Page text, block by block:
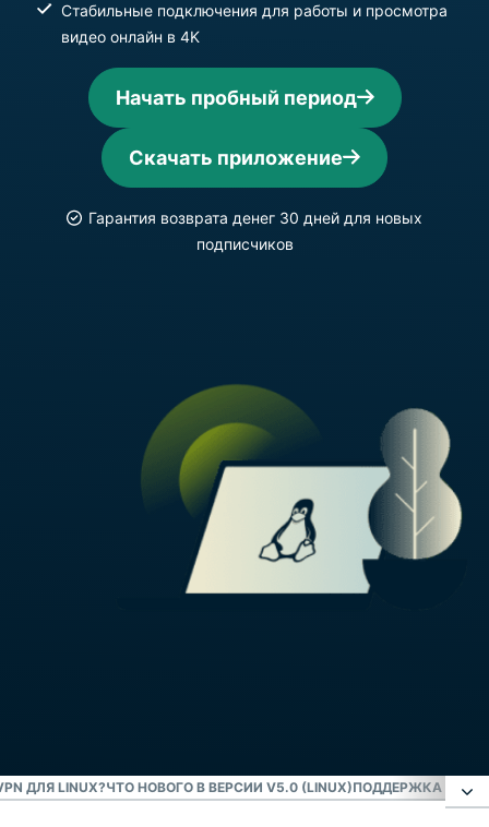
Стабильные подключения для работы и просмотра
видео онлайн в 4K
Начать пробный период
Скачать приложение
Гарантия возврата денег 30 дней для новых
подписчиков
ДЛЯ LINUX?ЧТО НОВОГО В ВЕРСИИ V5.0 (LINUX)ПОДДЕРЖКА